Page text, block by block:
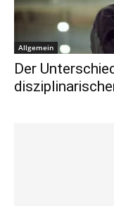
Allgemein
Der